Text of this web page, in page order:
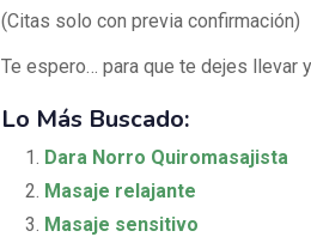
(Citas solo con previa confirmación)
Te espero… para que te dejes llevar
Lo Más Buscado:
Dara Norro Quiromasajista
Masaje relajante
Masaje sensitivo